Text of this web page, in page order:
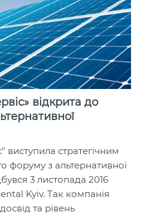
відкрита до
виступила стратегічним
форуму з альтернативної
3 листопада 2016
Kyiv. Так компанія
та рівень